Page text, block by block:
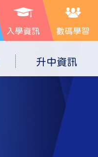
入學資訊 數碼學習
升中資訊